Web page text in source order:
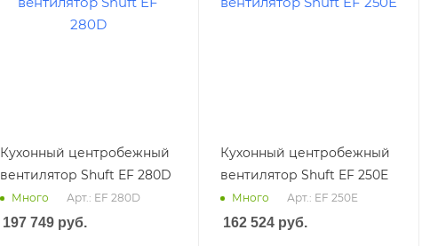
Кухонный центробежный
вентилятор Shuft EF 280D
Много Арт.: EF 280D
197 749руб.
Кухонный центробежный
вентилятор Shuft EF 250E
Много Арт.: EF 250E
162 524руб.